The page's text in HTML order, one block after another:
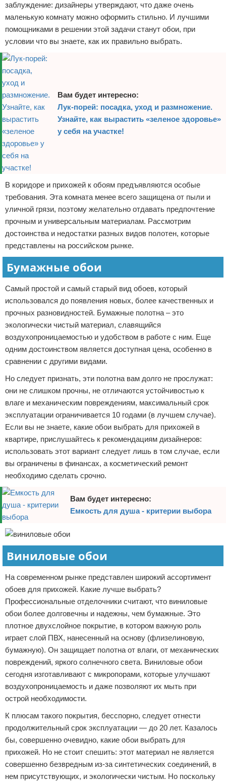
заблуждение: дизайнеры утверждают, что даже очень
маленькую комнату можно оформить стильно. И лучшими
помощниками в решении этой задачи станут обои, при
условии что вы знаете, как их правильно выбрать.
Вам будет интересно:
Лук-порей: посадка, уход и размножение.
Узнайте, как вырастить «зеленое здоровье»
у себя на участке!
В коридоре и прихожей к обоям предъявляются особые
требования. Эта комната менее всего защищена от пыли и
уличной грязи, поэтому желательно отдавать предпочтение
прочным и универсальным материалам. Рассмотрим
достоинства и недостатки разных видов полотен, которые
представлены на российском рынке.
Бумажные обои
Самый простой и самый старый вид обоев, который
использовался до появления новых, более качественных и
прочных разновидностей. Бумажные полотна – это
экологически чистый материал, славящийся
воздухопроницаемостью и удобством в работе с ним. Еще
одним достоинством является доступная цена, особенно в
сравнении с другими видами.
Но следует признать, эти полотна вам долго не прослужат:
они не слишком прочны, не отличаются устойчивостью к
влаге и механическим повреждениям, максимальный срок
эксплуатации ограничивается 10 годами (в лучшем случае).
Если вы не знаете, какие обои выбрать для прихожей в
квартире, прислушайтесь к рекомендациям дизайнеров:
использовать этот вариант следует лишь в том случае, если
вы ограничены в финансах, а косметический ремонт
необходимо сделать срочно.
Вам будет интересно:
Емкость для душа - критерии выбора
Виниловые обои
На современном рынке представлен широкий ассортимент
обоев для прихожей. Какие лучше выбрать?
Профессиональные отделочники считают, что виниловые
обои более долговечны и надежны, чем бумажные. Это
плотное двухслойное покрытие, в котором важную роль
играет слой ПВХ, нанесенный на основу (флизелиновую,
бумажную). Он защищает полотна от влаги, от механических
повреждений, яркого солнечного света. Виниловые обои
сегодня изготавливают с микропорами, которые улучшают
воздухопроницаемость и даже позволяют их мыть при
острой необходимости.
К плюсам такого покрытия, бесспорно, следует отнести
продолжительный срок эксплуатации — до 20 лет. Казалось
бы, совершенно очевидно, какие обои выбрать для
прихожей. Но не стоит спешить: этот материал не является
совершенно безвредным из-за синтетических соединений, в
нем присутствующих, и экологически чистым. Но поскольку